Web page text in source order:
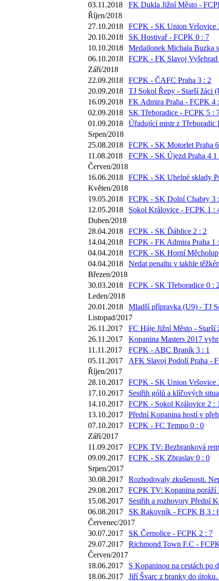
03.11.2018
FK Dukla Jižní Město -
Říjen/2018
27.10.2018
FCPK - SK Union Vršovice
20.10.2018
SK Hostivař - FCPK 0 : 7
10.10.2018
Medailonek Michala Buzka
06.10.2018
FCPK - FK Slavoj Vyšehrad
Září/2018
22.09.2018
FCPK - ČAFC Praha 3 : 2
20.09.2018
TJ Sokol Řepy - Starší žáci
16.09.2018
FK Admira Praha - FCPK 4
02.09.2018
SK Třeboradice - FCPK 5 :
01.09.2018
Úřadující mistr z Třeboradic
Srpen/2018
25.08.2018
FCPK - SK Motorlet Praha
11.08.2018
FCPK - SK Újezd Praha 4 1
Červen/2018
16.06.2018
FCPK - SK Uhelné sklady
Květen/2018
19.05.2018
FCPK - SK Dolní Chabry 3
12.05.2018
Sokol Královice - FCPK 1 :
Duben/2018
28.04.2018
FCPK - SK Ďáblice 2 : 2
14.04.2018
FCPK - FK Admira Praha 1
04.04.2018
FCPK - SK Horní
04.04.2018
Nedat penaltu v takhle
Březen/2018
30.03.2018
FCPK - SK Třeboradice 0 :
Leden/2018
20.01.2018
Mladší přípravka (U9) - TJ
Listopad/2017
26.11.2017
FC Háje Jižní Město - Starší
26.11.2017
Kopanina Masters 2017
11.11.2017
FCPK - ABC Braník 3 : 1
05.11.2017
AFK Slavoj Podolí Praha -
Říjen/2017
28.10.2017
FCPK - SK Union Vršovice
17.10.2017
Sestřih gólů a klíčových
14.10.2017
FCPK - Sokol Královice 2 :
13.10.2017
Přední Kopanina hostí v
07.10.2017
FCPK - FC Tempo 0 : 0
Září/2017
11.09.2017
FCPK TV: Bezbranková
09.09.2017
FCPK - SK Zbraslav 0 : 0
Srpen/2017
30.08.2017
Rozhodovaly zkušenosti.
29.08.2017
FCPK TV: Kopanina poráží
15.08.2017
Sestřih a rozhovory Přední
06.08.2017
SK Rakovník - FCPK B 3 :
Červenec/2017
30.07.2017
SK Černolice - FCPK 2 : 7
29.07.2017
Richmond Town F.C -
Červen/2017
18.06.2017
S Kopaninou na cestách po
18.06.2017
Jiří Švarc z branky do